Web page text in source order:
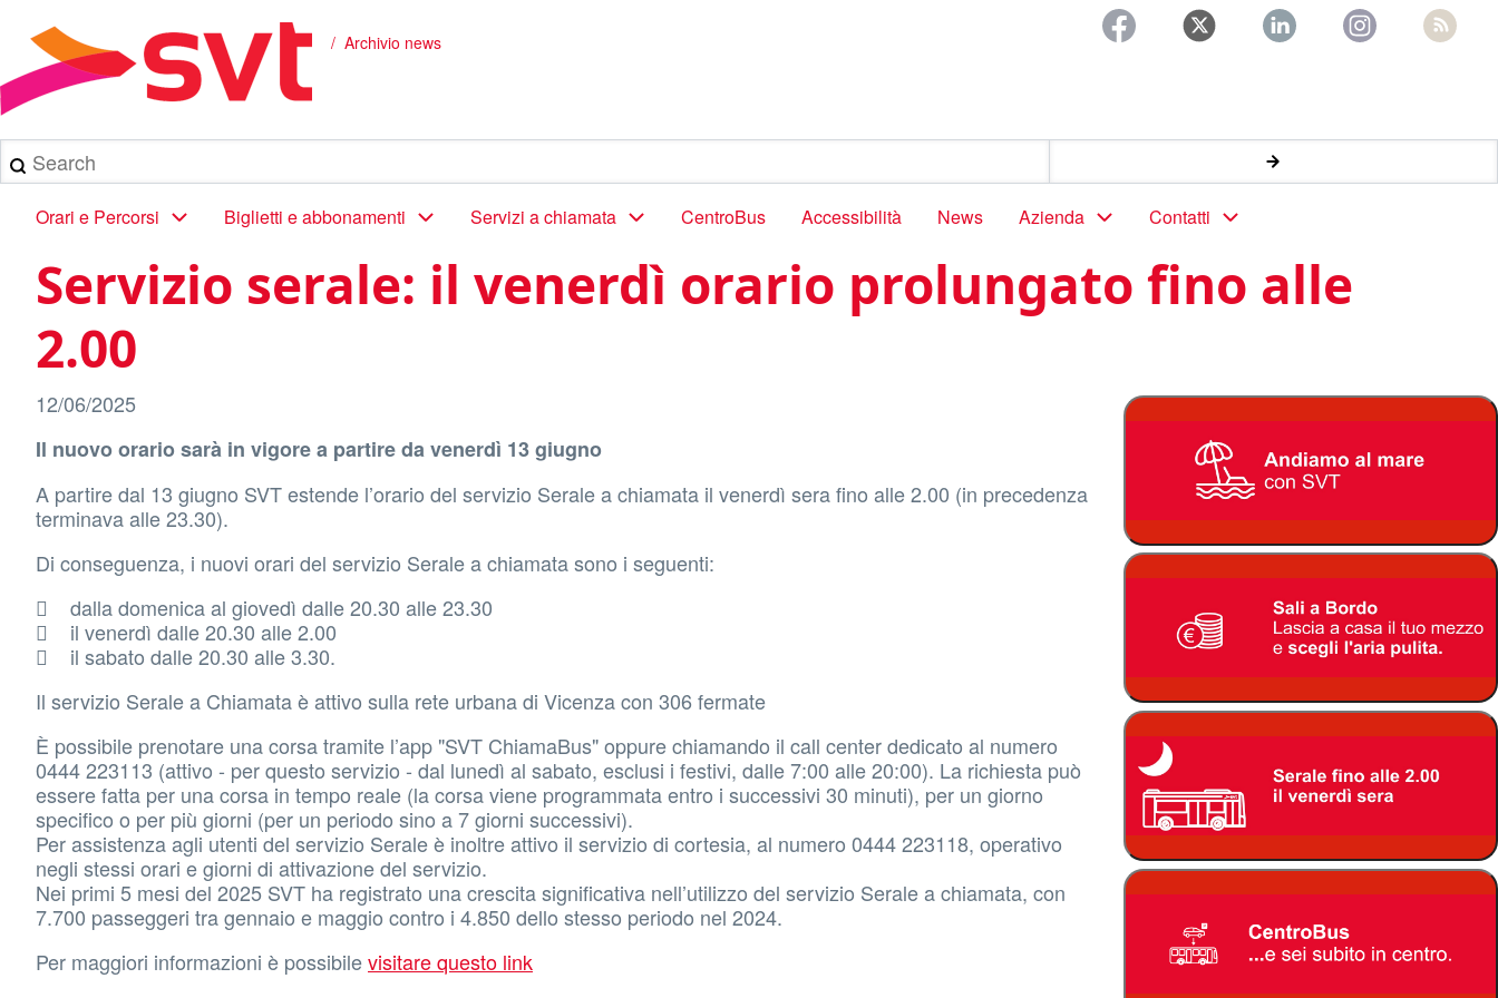
contenuto
principale
Briciole
di
pane
Archivio news
Search
Main
navigation
Orari e Percorsi Biglietti e abbonamenti Servizi a chiamata CentroBus Accessibilità News Azienda Contatti
Servizio serale: il venerdì orario prolungato fino alle
2.00
12/06/2025
Il nuovo orario sarà in vigore a partire da venerdì 13 giugno
A partire dal 13 giugno SVT estende l’orario del servizio Serale a chiamata il venerdì sera fino alle 2.00 (in precedenza
terminava alle 23.30).
Di conseguenza, i nuovi orari del servizio Serale a chiamata sono i seguenti:
 dalla domenica al giovedì dalle 20.30 alle 23.30
 il venerdì dalle 20.30 alle 2.00
 il sabato dalle 20.30 alle 3.30.
Il servizio Serale a Chiamata è attivo sulla rete urbana di Vicenza con 306 fermate
È possibile prenotare una corsa tramite l’app "SVT ChiamaBus" oppure chiamando il call center dedicato al numero
0444 223113 (attivo - per questo servizio - dal lunedì al sabato, esclusi i festivi, dalle 7:00 alle 20:00). La richiesta può
essere fatta per una corsa in tempo reale (la corsa viene programmata entro i successivi 30 minuti), per un giorno
specifico o per più giorni (per un periodo sino a 7 giorni successivi).
Per assistenza agli utenti del servizio Serale è inoltre attivo il servizio di cortesia, al numero 0444 223118, operativo
negli stessi orari e giorni di attivazione del servizio.
Nei primi 5 mesi del 2025 SVT ha registrato una crescita significativa nell’utilizzo del servizio Serale a chiamata, con
7.700 passeggeri tra gennaio e maggio contro i 4.850 dello stesso periodo nel 2024.
Per maggiori informazioni è possibilevisitare questo link